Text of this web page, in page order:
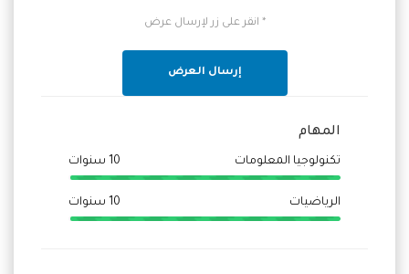
* انقر على زر لإرسال عرض
إرسال العرض
المهام
تكنولوجيا المعلومات 10 سنوات
الرياضيات 10 سنوات